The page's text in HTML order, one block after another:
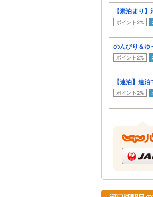
【素泊まり
ポイント2%
のんびり＆
ポイント2%
【連泊】連
ポイント2%